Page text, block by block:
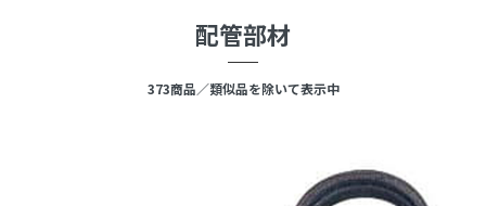
配管部材
373商品／類似品を除いて表示中